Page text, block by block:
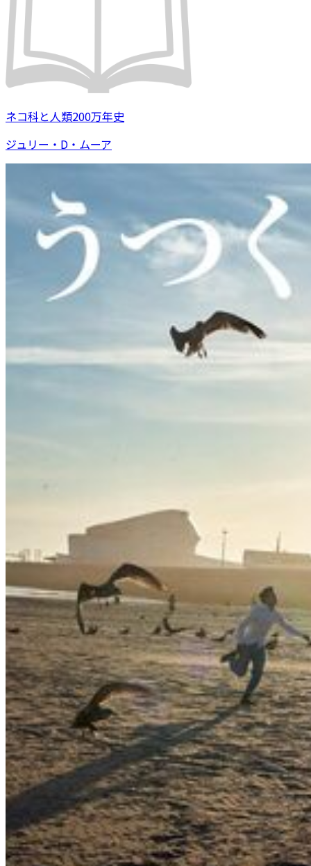
ネコ科と人類200万年史
ジュリー・D・ムーア